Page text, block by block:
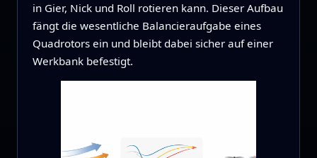
in Gier, Nick und Roll rotieren kann. Dieser Aufbau
fängt die wesentliche Balancieraufgabe eines
Quadrotors ein und bleibt dabei sicher auf einer
Werkbank befestigt.